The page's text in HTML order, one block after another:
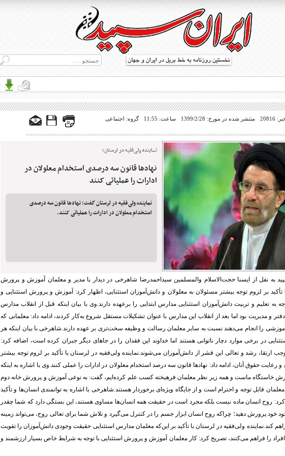
بریل در جهان
منتشر شده در مورخ: 1399/2/28 ساعت: 11:55 گروه: اجتماعی
نماینده ولی‌فقیه در لرستان:
نهادها قانون سه درصدی استخدام معلولان در
ادارات را عملیاتی کنند
نماینده ولی‌فقیه در لرستان گفت: نهادها قانون سه درصدی
استخدام معلولان در ادارات را عملیاتی کنند.
به نفل از ایسنا حجت‌الاسلام والمسلمین سیداحمدرضا شاهرخی در دیدار با مدیر و معلمان آموزش و پرورش
تأکید بر لزوم توجه بیشتر مسئولان به معلولان و دانش‌آموزان استثنایی، اظهار کرد: آموزش و پرورش استثنایی و
به تعلیم و تربیت دانش‌آموزان استثنایی مدارس ابتدایی را برعهده دارند.وی با بیان اینکه قبل از انقلاب مدارس
و مدیریت بود اما بعد از انقلاب این مدارس با عنوان تشکیلات مستقل شروع به‌کار کردند، ادامه داد: معلمانی که
را انجام می‌دهند نسبت به سایر معلمان رسالت و وظیفه سخت‌تری بر عهده دارند.شاهرخی با بیان اینکه هر
در برخی موارد دچار ناتوانی هستند اما خداوند این فقدان را در جاهای دیگر جبران کرده است، اضافه کرد:
ارتقا، رشد و تعالی این قشر از دانش‌آموزان می‌شوند.نماینده ولی‌فقیه در لرستان با تأکید بر لزوم توجه بیشتر
رعایت حقوق آنان، ادامه داد: نهادها قانون سه درصد استخدام معلولان در ادارات را عملی کنند.وی با اشاره به اینکه
خاستگاه ماست و همه زیر نظر معلمان فرهیخته کسب علم کرده‌ایم، گفت: به نوعی آموزش و پرورش خانه دوم
قابل توجه و احترام است و از جایگاه ویژه‌ای برخوردار هستند.شاهرخی با اشاره به توانمندی انسان‌ها و تأکید
کرد: روح انسان ماده نیست بلکه مجرد است در حقیقت همه انسان‌ها مساوی هستند، این بستگی دارد که شما چقدر
خود پرورش دهید؛ چراکه روح انسان ابزار جسم را در کنترل می‌گیرد و تلاش شما برای تعالی روح، می‌تواند زمینه
کند.نماینده ولی‌فقیه در لرستان با تأکید بر این‌که معلمان مدارس استثنایی حقیقت وجودی دانش‌آموزان را تقویت
را فراهم می‌کنند، تصریح کرد: کار معلمان آموزش و پرورش استثنایی با توجه به شرایط خاص بسیار ارزشمند و